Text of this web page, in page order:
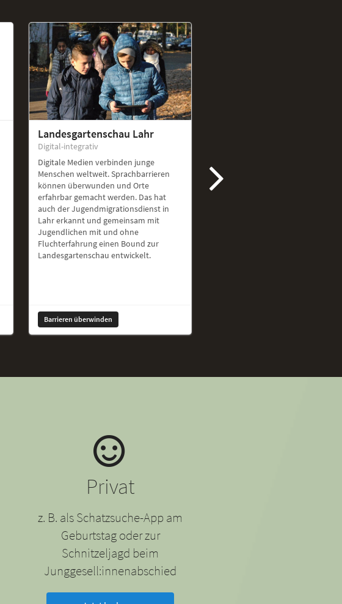
Landesgartenschau Lahr
Digital-integrativ
Digitale Medien verbinden junge
Menschen weltweit. Sprachbarrieren
können überwunden und Orte
erfahrbar gemacht werden. Das hat
auch der Jugendmigrationsdienst in
Lahr erkannt und gemeinsam mit
Jugendlichen mit und ohne
Fluchterfahrung einen Bound zur
Landesgartenschau entwickelt.
Barrieren überwinden
Privat
z. B. als Schatzsuche-App am
Geburtstag oder zur
Schnitzeljagd beim
Junggesell:innenabschied